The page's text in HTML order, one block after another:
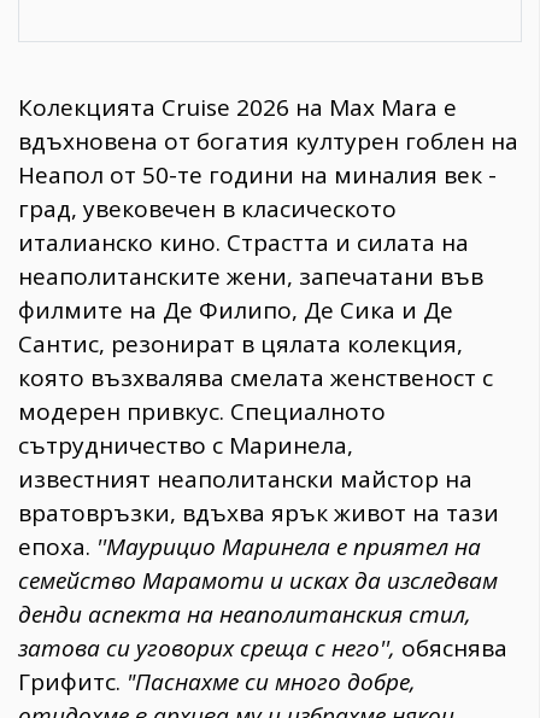
Колекцията Cruise 2026 на Max Mara е
вдъхновена от богатия културен гоблен на
Неапол от 50-те години на миналия век -
град, увековечен в класическото
италианско кино. Страстта и силата на
неаполитанските жени, запечатани във
филмите на Де Филипо, Де Сика и Де
Сантис, резонират в цялата колекция,
която възхвалява смелата женственост с
модерен привкус. Специалното
сътрудничество с Маринела,
известният неаполитански майстор на
вратовръзки, вдъхва ярък живот на тази
епоха. ''Маурицио Маринела е приятел на
семейство Марамоти и исках да изследвам
денди аспекта на неаполитанския стил,
затова си уговорих среща с него'', обяснява
Грифитс. "Паснахме си много добре,